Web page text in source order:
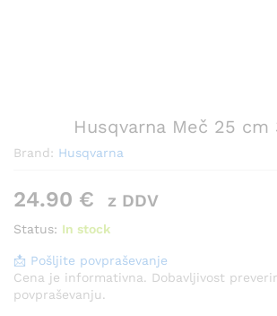
Husqvarna Meč 25 cm
Brand: Husqvarna
24.90 € z DDV
Status: In stock
📩 Pošljite povpraševanje
Cena je informativna. Dobavljivost
povpraševanju.